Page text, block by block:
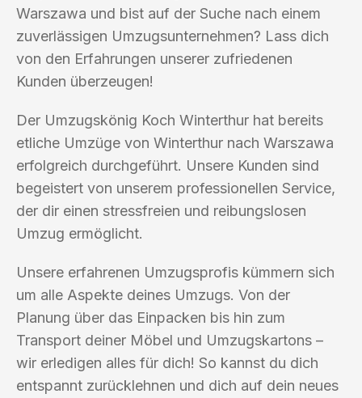
Warszawa und bist auf der Suche nach einem
zuverlässigen Umzugsunternehmen? Lass dich
von den Erfahrungen unserer zufriedenen
Kunden überzeugen!
Der Umzugskönig Koch Winterthur hat bereits
etliche Umzüge von Winterthur nach Warszawa
erfolgreich durchgeführt. Unsere Kunden sind
begeistert von unserem professionellen Service,
der dir einen stressfreien und reibungslosen
Umzug ermöglicht.
Unsere erfahrenen Umzugsprofis kümmern sich
um alle Aspekte deines Umzugs. Von der
Planung über das Einpacken bis hin zum
Transport deiner Möbel und Umzugskartons –
wir erledigen alles für dich! So kannst du dich
entspannt zurücklehnen und dich auf dein neues